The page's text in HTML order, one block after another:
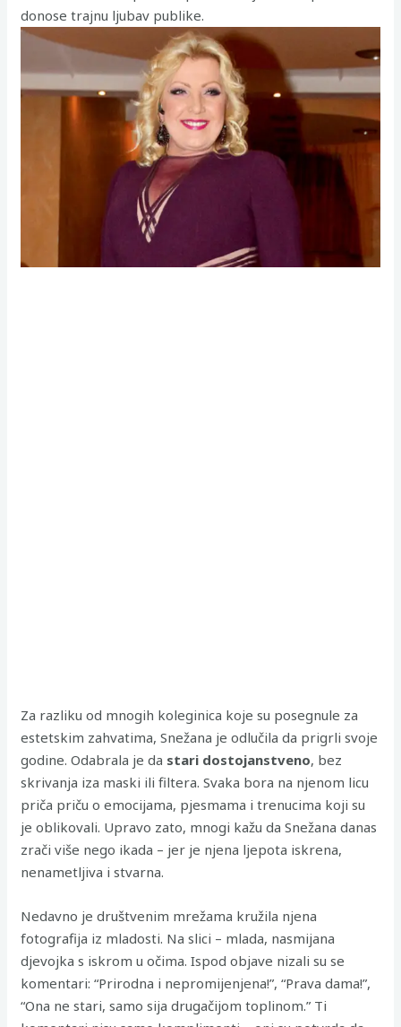
donose trajnu ljubav publike.
Za razliku od mnogih koleginica koje su posegnule za
estetskim zahvatima, Snežana je odlučila da prigrli svoje
godine. Odabrala je da stari dostojanstveno, bez
skrivanja iza maski ili filtera. Svaka bora na njenom licu
priča priču o emocijama, pjesmama i trenucima koji su
je oblikovali. Upravo zato, mnogi kažu da Snežana danas
zrači više nego ikada – jer je njena ljepota iskrena,
nenametljiva i stvarna.
Nedavno je društvenim mrežama kružila njena
fotografija iz mladosti. Na slici – mlada, nasmijana
djevojka s iskrom u očima. Ispod objave nizali su se
komentari: “Prirodna i nepromijenjena!”, “Prava dama!”,
“Ona ne stari, samo sija drugačijom toplinom.” Ti